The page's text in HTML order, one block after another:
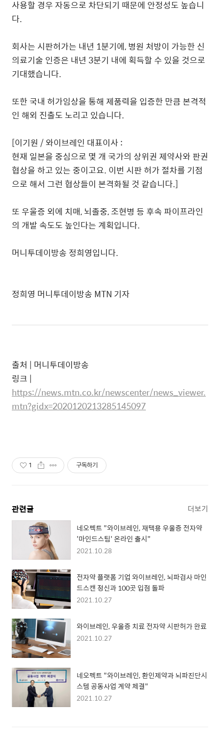
사용할 경우 자동으로 차단되기 때문에 안정성도 높습니
다.
회사는 시판허가는 내년 1분기에, 병원 처방이 가능한 신
의료기술 인증은 내년 3분기 내에 획득할 수 있을 것으로
기대했습니다.
또한 국내 허가임상을 통해 제품력을 입증한 만큼 본격적
인 해외 진출도 노리고 있습니다.
[이기원 / 와이브레인 대표이사 :
현재 일본을 중심으로 몇 개 국가의 상위권 제약사와 판권
협상을 하고 있는 중이고요. 이번 시판 허가 절차를 기점
으로 해서 그런 협상들이 본격화될 것 같습니다.]
또 우울증 외에 치매, 뇌졸중, 조현병 등 후속 파이프라인
의 개발 속도도 높인다는 계획입니다.
머니투데이방송 정희영입니다.
정희영 머니투데이방송 MTN 기자
출처 | 머니투데이방송
링크 |
https://news.mtn.co.kr/newscenter/news_viewer.
mtn?gidx=2020120213285145097
1 구독하기
관련글 더보기
네오펙트 "와이브레인, 재택용 우울증 전자약
'마인드스팀' 온라인 출시"
2021.10.28
전자약 플랫폼 기업 와이브레인, 뇌파검사 마인
드스캔 정신과 100곳 입점 돌파
2021.10.27
와이브레인, 우울증 치료 전자약 시판허가 완료
2021.10.27
네오펙트 "와이브레인, 환인제약과 뇌파진단시
스템 공동사업 계약 체결"
2021.10.27